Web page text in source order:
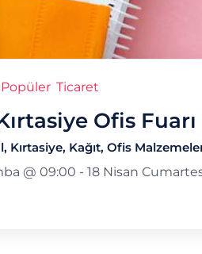
Popüler Ticaret
Ofis Fuarı
Kırtasiye, Kağıt, Ofis
@ 09:00 -18 Nisan